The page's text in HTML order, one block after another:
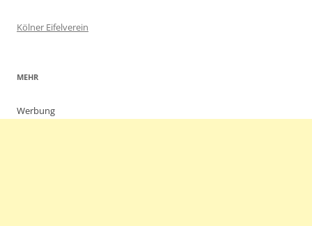
Kölner Eifelverein
MEHR
Werbung